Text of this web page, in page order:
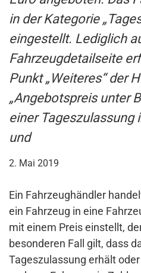
in der Kategorie
eingestellt. Lediglich
Fahrzeugdetailseite
Punkt „Weiteres“ der
„Angebotspreis unter
einer Tageszulassung
und
2. Mai 2019
Ein Fahrzeughändler
ein Fahrzeug in eine
mit einem Preis einstellt,
besonderen Fall gilt, dass
Tageszulassung erhält